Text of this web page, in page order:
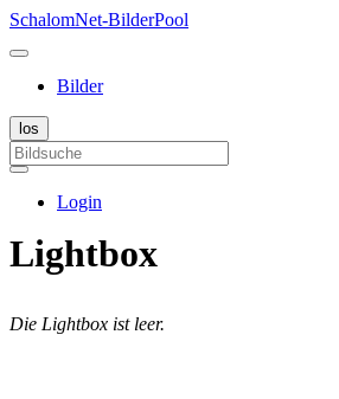
SchalomNet-BilderPool
Bilder
Login
Lightbox
Die Lightbox ist leer.